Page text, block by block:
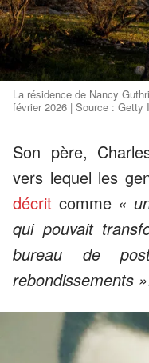
La résidence de Nancy
février 2026 | Source : Getty
Son père,
vers lequel les
décrit comme «
qui pouvait
bureau de
rebondissements »